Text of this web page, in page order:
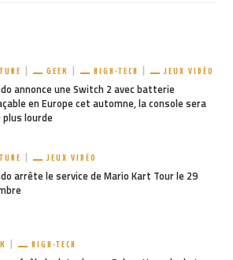
GEEK HIGH-TECH JEUX VIDÉO
annonce une Switch 2 avec batterie
en Europe cet automne, la console sera
plus lourde
JEUX VIDÉO
arrête le service de Mario Kart Tour le 29
HIGH-TECH